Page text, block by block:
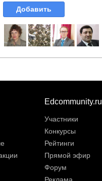
Добавить
Edcommunity.ru
Участники
Конкурсы
Рейтинги
Прямой эфир
Форум
Реклама